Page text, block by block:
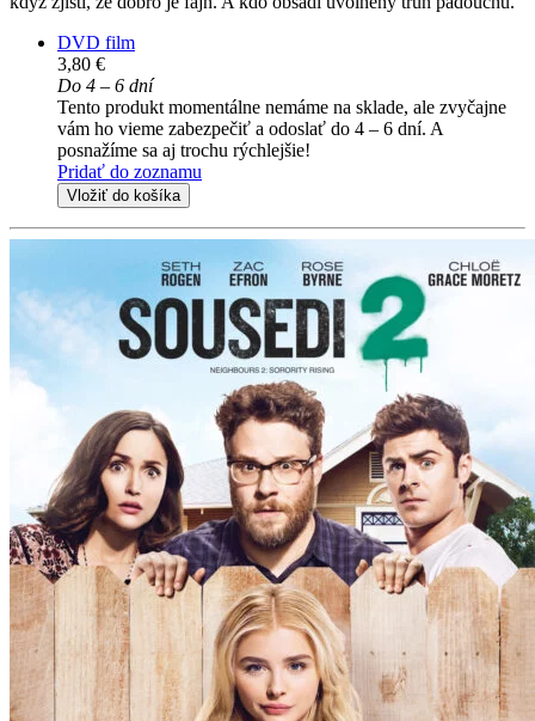
DVD film
3,80 €
Do 4 – 6 dní
Tento produkt momentálne nemáme na sklade, ale zvyčajne
vám ho vieme zabezpečiť a odoslať do 4 – 6 dní. A
posnažíme sa aj trochu rýchlejšie!
Pridať do zoznamu
Vložiť do košíka